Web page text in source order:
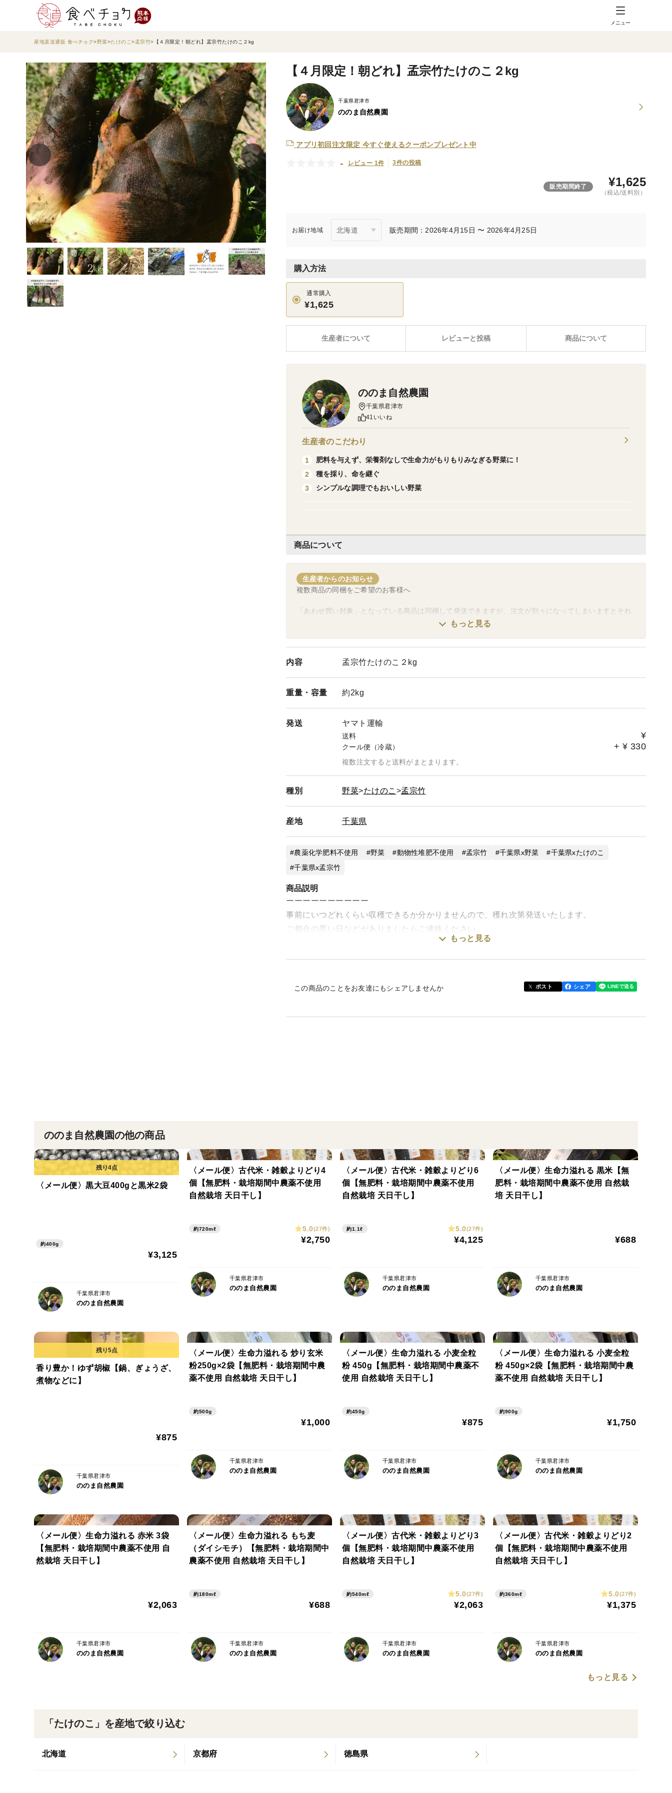
メニュー
産地直送通販 食べチョク 野菜 たけのこ 孟宗竹 【４月限定！朝どれ】孟宗竹たけのこ２kg
【４月限定！朝どれ】孟宗竹たけのこ２kg
千葉県君津市
ののま自然農園
アプリ初回注文限定 今すぐ使えるクーポンプレゼント中
- レビュー 1件 3件の投稿
販売期間終了 ¥1,625
（税込/送料別）
お届け地域 販売期間：2026年4月15日 〜 2026年4月25日
購入方法
通常購入
¥1,625
レビューと投稿 商品について
生産者について
商品について
生産者からのお知らせ
複数商品の同梱をご希望のお客様へ
「あわせ買い対象」となっている商品は同梱して発送できますが、注文が別々になってしまいますとそれ
ぞれに送料がかかってしまいます。同梱希望の場合は1回の注文にまとめるようにお願いします。
「もち麦」再販いたしました。
もっと見る
内容 孟宗竹たけのこ２kg
重量・ 容量 約2kg
発送 ヤマト運輸
送料 ¥
クール便（冷蔵） + ¥ 330
複数注文すると送料がまとまります。
種別 野菜 たけのこ 孟宗竹
産地 千葉県
農薬化学肥料不使用 野菜 動物性堆肥不使用 孟宗竹 千葉県x野菜
千葉県xたけのこ
千葉県x孟宗竹
商品説明
ーーーーーーーーーー
事前にいつどれくらい収穫できるか分かりませんので、穫れ次第発送いたします。
ご都合の悪い日などがありましたらご連絡ください。
ていますが、注文多数によりご用意できなかった場合は申し訳ありません。
《ご注意ください》
こちらのたけのこは、頭が少し地面から出た状態で収穫したものです。
完全に地中にある状態のものを掘り上げる京都などの白掘りタケノコとは別ですので、掘りたて
その場合であっても地中から大きく出てしまっているものではありません。土を深く掘り、地中
2026年4月15日追記：
《タケノコのアク抜き方法》
①タケノコの先端は鉛筆のように斜めに切りおとす
②皮に縦に切れ込みを入れる 。
くアクが抜ける。
（もし鍋に入りきらない場合は、皮を剥いてしまって茹でても良いです）
・タケノコは水が出やすいため、新聞紙とビニール袋で包装します。
もっと見る
この商品のことをお友達にもシェアしませんか ポスト シェア
ののま自然農園
千葉県君津市
41いいね
生産者のこだわり
1
肥料を与えず、栄養剤なしで生命力がもりもりみなぎる野菜に！
2
種を採り、命を継ぐ
3
シンプルな調理でもおいしい野菜
「たけのこ」を産地で絞り込む
北海道 京都府 徳島県
ののま自然農園の他の商品
〈メール便〉黒大豆400gと黒米2袋
約400g
¥3,125
千葉県君津市
ののま自然農園
〈メール便〉古代米・雑穀よりどり4
個【無肥料・栽培期間中農薬不使用
自然栽培 天日干し】
約720mℓ 5.0(27件)
¥2,750
千葉県君津市
ののま自然農園
〈メール便〉古代米・雑穀よりどり6
個【無肥料・栽培期間中農薬不使用
自然栽培 天日干し】
約1.1ℓ 5.0(27件)
¥4,125
千葉県君津市
ののま自然農園
〈メール便〉生命力溢れる 黒米【無
肥料・栽培期間中農薬不使用 自然栽
培 天日干し】
¥688
千葉県君津市
ののま自然農園
香り豊か！ゆず胡椒【鍋、ぎょうざ、
煮物などに】
¥875
千葉県君津市
ののま自然農園
〈メール便〉生命力溢れる 炒り玄米
粉250g×2袋【無肥料・栽培期間中農
薬不使用 自然栽培 天日干し】
約500g
¥1,000
千葉県君津市
ののま自然農園
〈メール便〉生命力溢れる 小麦全粒
粉 450g【無肥料・栽培期間中農薬不
使用 自然栽培 天日干し】
約450g
¥875
千葉県君津市
ののま自然農園
〈メール便〉生命力溢れる 小麦全粒
粉 450g×2袋【無肥料・栽培期間中農
薬不使用 自然栽培 天日干し】
約900g
¥1,750
千葉県君津市
ののま自然農園
〈メール便〉生命力溢れる 赤米 3袋
【無肥料・栽培期間中農薬不使用 自
然栽培 天日干し】
¥2,063
千葉県君津市
ののま自然農園
〈メール便〉生命力溢れる もち麦
（ダイシモチ）【無肥料・栽培期間中
農薬不使用 自然栽培 天日干し】
約180mℓ
¥688
千葉県君津市
ののま自然農園
〈メール便〉古代米・雑穀よりどり3
個【無肥料・栽培期間中農薬不使用
自然栽培 天日干し】
約540mℓ 5.0(27件)
¥2,063
千葉県君津市
ののま自然農園
〈メール便〉古代米・雑穀よりどり2
個【無肥料・栽培期間中農薬不使用
自然栽培 天日干し】
約360mℓ 5.0(27件)
¥1,375
千葉県君津市
ののま自然農園
もっと見る